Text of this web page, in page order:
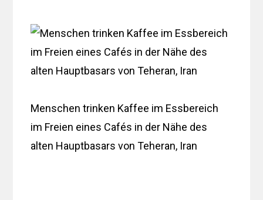
Menschen trinken Kaffee im Essbereich
im Freien eines Cafés in der Nähe des
alten Hauptbasars von Teheran, Iran